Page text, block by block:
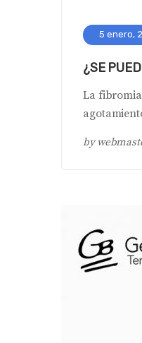
5 enero,
¿SE
La
by